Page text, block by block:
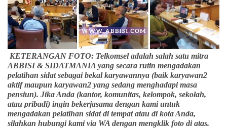
KETERANGAN FOTO: Telkomsel adalah salah satu mitra
ABBISI & SIDATMANIA yang secara rutin mengadakan
pelatihan sidat sebagai bekal karyawannya (baik karyawan2
aktif maupun karyawan2 yang sedang menghadapi masa
pensiun). Jika Anda (kantor, komunitas, kelompok, sekolah,
atau pribadi) ingin bekerjasama dengan kami untuk
mengadakan pelatihan sidat di tempat atau di kota Anda,
silahkan hubungi kami via WA dengan mengklik foto di atas.